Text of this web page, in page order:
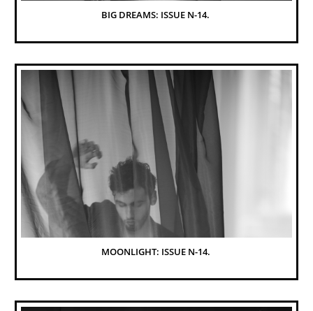
BIG DREAMS: ISSUE N-14.
MOONLIGHT: ISSUE N-14.